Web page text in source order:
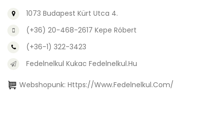
1073 Budapest Kürt Utca 4.
(+36) 20-468-2617 Kepe Róbert
(+36-1) 322-3423
Fedelnelkul Kukac Fedelnelkul.hu
Webshopunk: Https://www.fedelnelkul.com/